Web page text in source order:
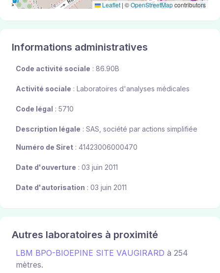
Leaflet | ©OpenStreetMapcontributors
Informations administratives
Code activité sociale : 86.90B
Activité sociale : Laboratoires d'analyses médicales
Code légal : 5710
Description légale : SAS, société par actions simplifiée
Numéro de Siret : 41423006000470
Date d'ouverture : 03 juin 2011
Date d'autorisation : 03 juin 2011
Autres laboratoires à proximité
LBM BPO-BIOEPINE SITE VAUGIRARD à 254
mètres.